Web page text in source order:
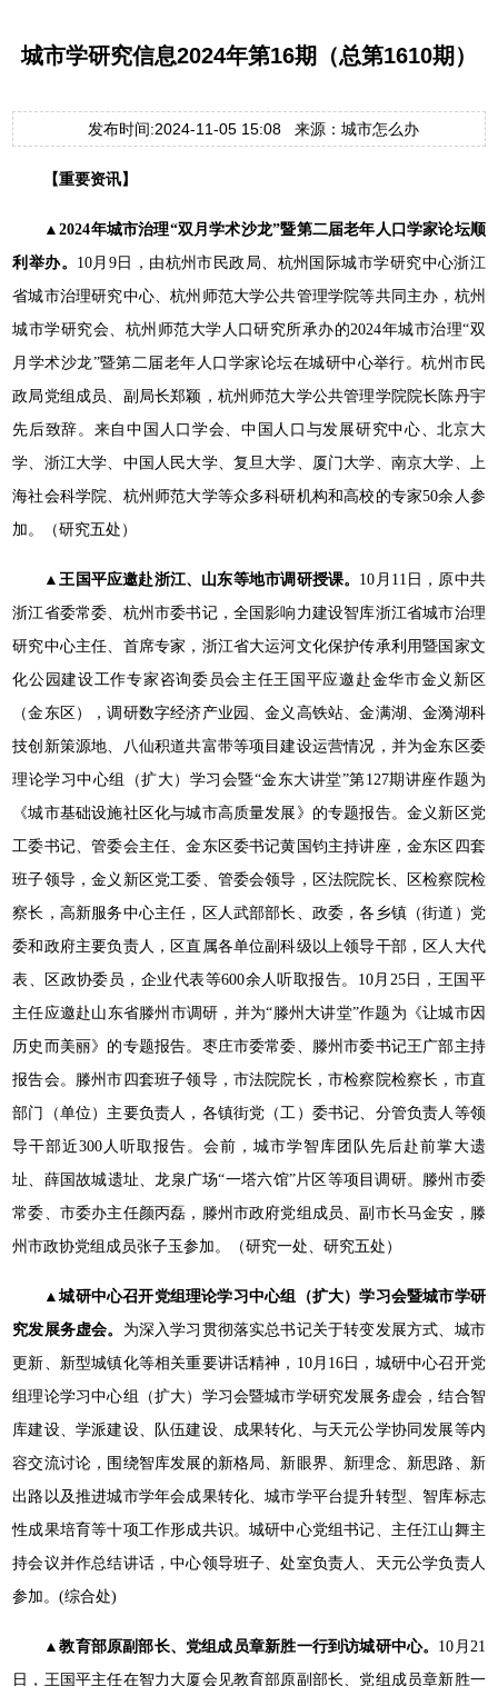
城市学研究信息2024年第16期（总第1610期）
发布时间:2024-11-05 15:08 来源：城市怎么办
【重要资讯】
▲2024年城市治理“双月学术沙龙”暨第二届老年人口学家论坛顺
利举办。 10月9日，由杭州市民政局、杭州国际城市学研究中心浙江
省城市治理研究中心、杭州师范大学公共管理学院等共同主办，杭州
城市学研究会、杭州师范大学人口研究所承办的2024年城市治理“双
月学术沙龙”暨第二届老年人口学家论坛在城研中心举行。杭州市民
政局党组成员、副局长郑颖，杭州师范大学公共管理学院院长陈丹宇
先后致辞。来自中国人口学会、中国人口与发展研究中心、北京大
学、浙江大学、中国人民大学、复旦大学、厦门大学、南京大学、上
海社会科学院、杭州师范大学等众多科研机构和高校的专家50余人参
加。（研究五处）
▲王国平应邀赴浙江、山东等地市调研授课。 10月11日，原中共
浙江省委常委、杭州市委书记，全国影响力建设智库浙江省城市治理
研究中心主任、首席专家，浙江省大运河文化保护传承利用暨国家文
化公园建设工作专家咨询委员会主任王国平应邀赴金华市金义新区
（金东区），调研数字经济产业园、金义高铁站、金满湖、金漪湖科
技创新策源地、八仙积道共富带等项目建设运营情况，并为金东区委
理论学习中心组（扩大）学习会暨“金东大讲堂”第127期讲座作题为
《城市基础设施社区化与城市高质量发展》的专题报告。金义新区党
工委书记、管委会主任、金东区委书记黄国钧主持讲座，金东区四套
班子领导，金义新区党工委、管委会领导，区法院院长、区检察院检
察长，高新服务中心主任，区人武部部长、政委，各乡镇（街道）党
委和政府主要负责人，区直属各单位副科级以上领导干部，区人大代
表、区政协委员，企业代表等600余人听取报告。10月25日，王国平
主任应邀赴山东省滕州市调研，并为“滕州大讲堂”作题为《让城市因
历史而美丽》的专题报告。枣庄市委常委、滕州市委书记王广部主持
报告会。滕州市四套班子领导，市法院院长，市检察院检察长，市直
部门（单位）主要负责人，各镇街党（工）委书记、分管负责人等领
导干部近300人听取报告。会前，城市学智库团队先后赴前掌大遗
址、薛国故城遗址、龙泉广场“一塔六馆”片区等项目调研。滕州市委
常委、市委办主任颜丙磊，滕州市政府党组成员、副市长马金安，滕
州市政协党组成员张子玉参加。（研究一处、研究五处）
▲城研中心召开党组理论学习中心组（扩大）学习会暨城市学研
究发展务虚会。 为深入学习贯彻落实总书记关于转变发展方式、城市
更新、新型城镇化等相关重要讲话精神，10月16日，城研中心召开党
组理论学习中心组（扩大）学习会暨城市学研究发展务虚会，结合智
库建设、学派建设、队伍建设、成果转化、与天元公学协同发展等内
容交流讨论，围绕智库发展的新格局、新眼界、新理念、新思路、新
出路以及推进城市学年会成果转化、城市学平台提升转型、智库标志
性成果培育等十项工作形成共识。城研中心党组书记、主任江山舞主
持会议并作总结讲话，中心领导班子、处室负责人、天元公学负责人
参加。(综合处)
▲教育部原副部长、党组成员章新胜一行到访城研中心。 10月21
日，王国平主任在智力大厦会见教育部原副部长、党组成员章新胜一